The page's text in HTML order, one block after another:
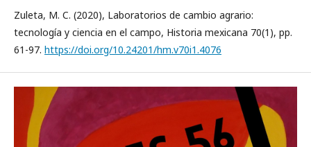
Zuleta, M. C. (2020), Laboratorios de cambio agrario:
tecnología y ciencia en el campo, Historia mexicana 70(1), pp.
61-97. https://doi.org/10.24201/hm.v70i1.4076